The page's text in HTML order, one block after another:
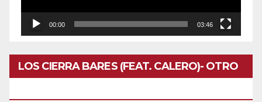
00:00 03:46
LOS CIERRA BARES (FEAT. CALERO)- OTRO